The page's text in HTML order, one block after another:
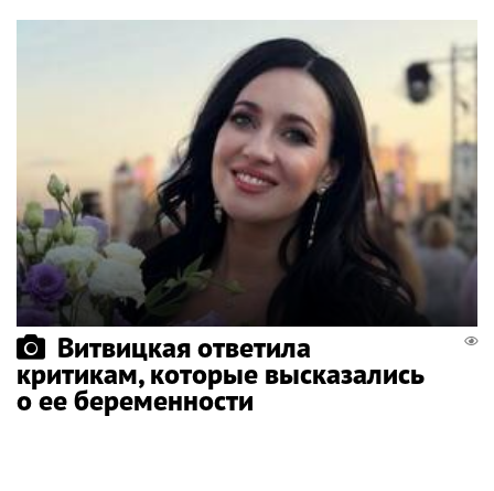
Витвицкая ответила
критикам, которые высказались
о ее беременности